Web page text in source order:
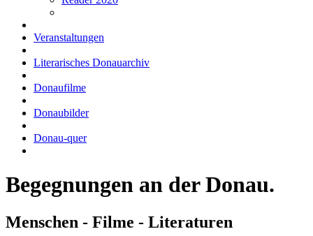
Veranstaltungen
Literarisches Donauarchiv
Donaufilme
Donaubilder
Donau-quer
Begegnungen an der Donau.
Menschen - Filme - Literaturen